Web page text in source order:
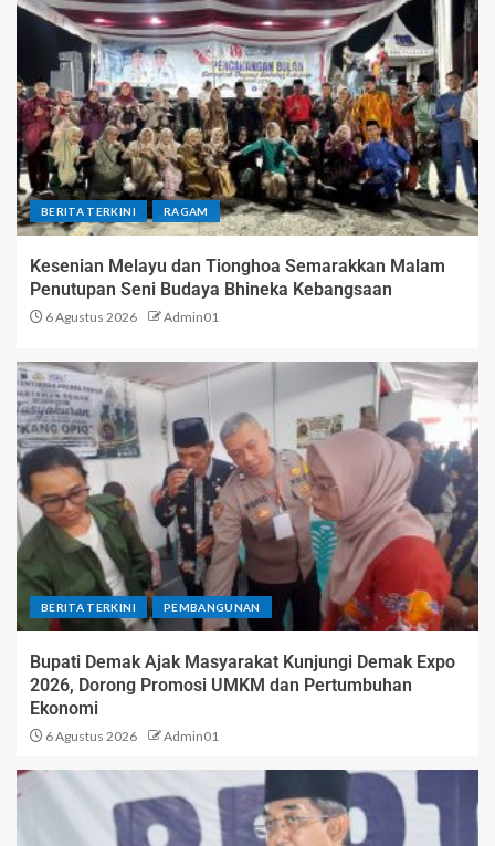
BERITA TERKINI RAGAM
Kesenian Melayu dan Tionghoa Semarakkan Malam
Penutupan Seni Budaya Bhineka Kebangsaan
6 Agustus 2026 Admin01
BERITA TERKINI PEMBANGUNAN
Bupati Demak Ajak Masyarakat Kunjungi Demak Expo
2026, Dorong Promosi UMKM dan Pertumbuhan
Ekonomi
6 Agustus 2026 Admin01